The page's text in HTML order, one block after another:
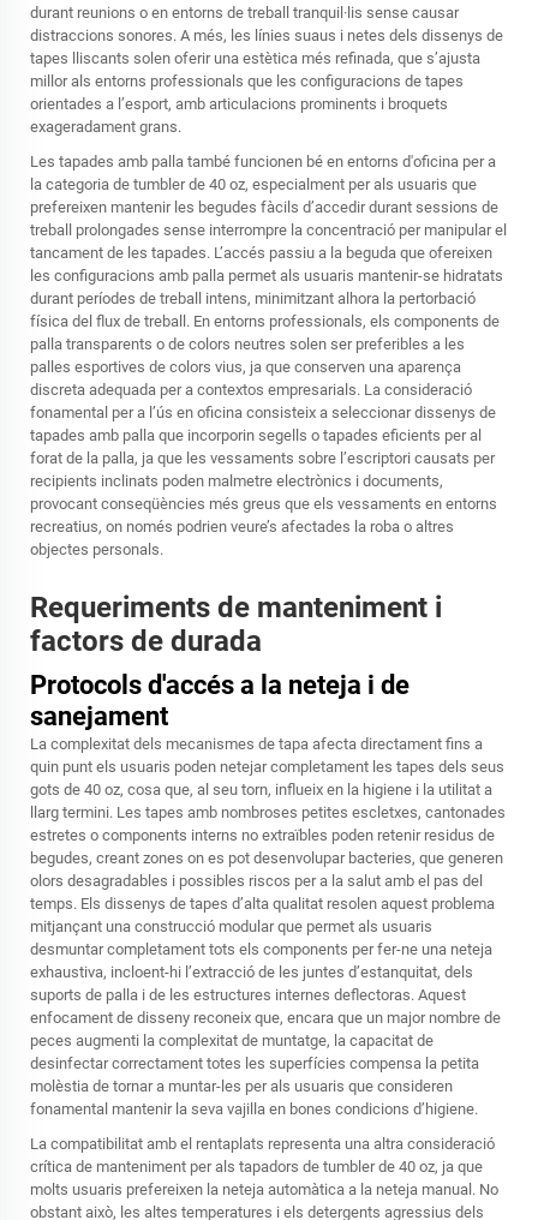
durant reunions o en entorns de treball tranquil·lis sense causar
distraccions sonores. A més, les línies suaus i netes dels dissenys de
tapes lliscants solen oferir una estètica més refinada, que s’ajusta
millor als entorns professionals que les configuracions de tapes
orientades a l’esport, amb articulacions prominents i broquets
exageradament grans.
Les tapades amb palla també funcionen bé en entorns d'oficina per a
la categoria de tumbler de 40 oz, especialment per als usuaris que
prefereixen mantenir les begudes fàcils d’accedir durant sessions de
treball prolongades sense interrompre la concentració per manipular el
tancament de les tapades. L’accés passiu a la beguda que ofereixen
les configuracions amb palla permet als usuaris mantenir-se hidratats
durant períodes de treball intens, minimitzant alhora la pertorbació
física del flux de treball. En entorns professionals, els components de
palla transparents o de colors neutres solen ser preferibles a les
palles esportives de colors vius, ja que conserven una aparença
discreta adequada per a contextos empresarials. La consideració
fonamental per a l’ús en oficina consisteix a seleccionar dissenys de
tapades amb palla que incorporin segells o tapades eficients per al
forat de la palla, ja que les vessaments sobre l’escriptori causats per
recipients inclinats poden malmetre electrònics i documents,
provocant conseqüències més greus que els vessaments en entorns
recreatius, on només podrien veure’s afectades la roba o altres
objectes personals.
Requeriments de manteniment i
factors de durada
Protocols d'accés a la neteja i de
sanejament
La complexitat dels mecanismes de tapa afecta directament fins a
quin punt els usuaris poden netejar completament les tapes dels seus
gots de 40 oz, cosa que, al seu torn, influeix en la higiene i la utilitat a
llarg termini. Les tapes amb nombroses petites escletxes, cantonades
estretes o components interns no extraïbles poden retenir residus de
begudes, creant zones on es pot desenvolupar bacteries, que generen
olors desagradables i possibles riscos per a la salut amb el pas del
temps. Els dissenys de tapes d’alta qualitat resolen aquest problema
mitjançant una construcció modular que permet als usuaris
desmuntar completament tots els components per fer-ne una neteja
exhaustiva, incloent-hi l’extracció de les juntes d’estanquitat, dels
suports de palla i de les estructures internes deflectoras. Aquest
enfocament de disseny reconeix que, encara que un major nombre de
peces augmenti la complexitat de muntatge, la capacitat de
desinfectar correctament totes les superfícies compensa la petita
molèstia de tornar a muntar-les per als usuaris que consideren
fonamental mantenir la seva vajilla en bones condicions d’higiene.
La compatibilitat amb el rentaplats representa una altra consideració
crítica de manteniment per als tapadors de tumbler de 40 oz, ja que
molts usuaris prefereixen la neteja automàtica a la neteja manual. No
obstant això, les altes temperatures i els detergents agressius dels